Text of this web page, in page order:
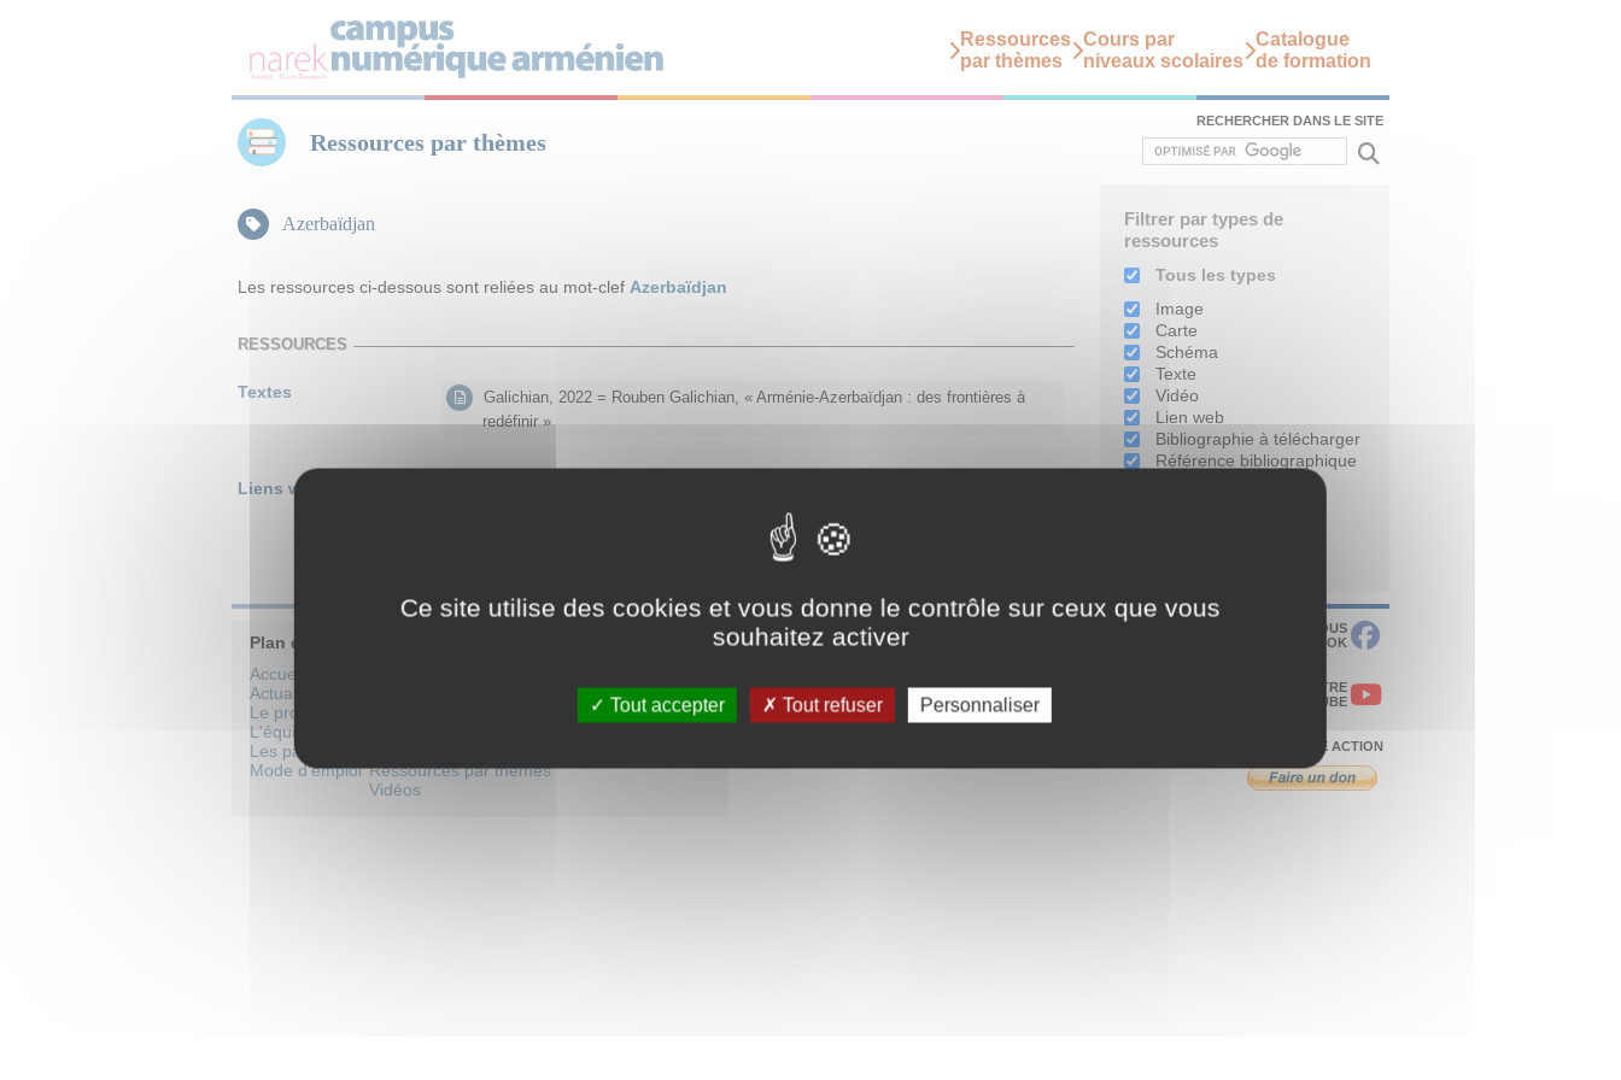
Ressources
par thèmes
Cours par
niveaux scolaires
Catalogue
de formation
Ressources par thèmes
RECHERCHER DANS LE SITE
Azerbaïdjan
Les ressources ci-dessous sont reliées au mot-clef Azerbaïdjan
RESSOURCES
Textes
Galichian, 2022 = Rouben Galichian, « Arménie-Azerbaïdjan : des frontières à
redéfinir »
Liens web
Filtrer par types de
ressources
Tous les types
Image
Carte
Schéma
Texte
Vidéo
Lien web
Bibliographie à télécharger
Référence bibliographique
Plan du site
Accueil
Actualités
Le projet
L'équipe
Les partenaires
Mode d'emploi
Cours par niveaux scolaires
Ressources par thèmes
Vidéos
Crédits
Contact
Newsletter mensuelle
Cliquez ici pour vous abonner
RETROUVEZ-NOUS
SUR FACEBOOK
VISITEZ NOTRE
CHAÎNE YOUTUBE
SOUTENEZ NOTRE ACTION
Ce site utilise des cookies et vous donne le contrôle sur ceux que vous
souhaitez activer
Tout accepter Tout refuser Personnaliser